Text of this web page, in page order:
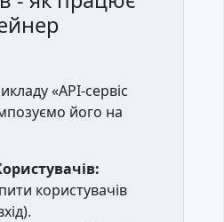
«API-сервіс
його на
користувачів